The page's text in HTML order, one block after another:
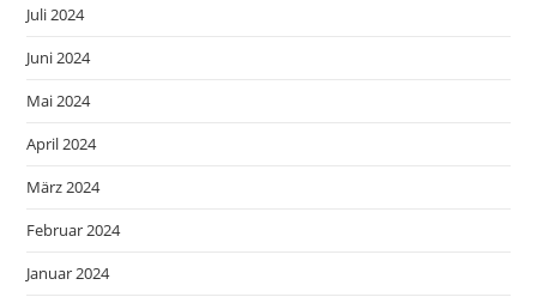
Juli 2024
Juni 2024
Mai 2024
April 2024
März 2024
Februar 2024
Januar 2024